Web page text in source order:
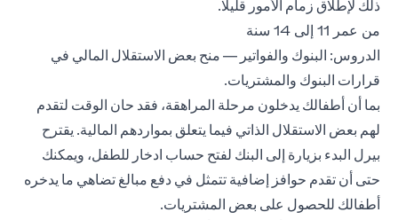
ذلك لإطلاق زمام الأمور قليلًا.
من عمر 11 إلى 14 سنة
الدروس: البنوك والفواتير — منح بعض الاستقلال المالي في
قرارات البنوك والمشتريات.
بما أن أطفالك يدخلون مرحلة المراهقة، فقد حان الوقت لتقدم
لهم بعض الاستقلال الذاتي فيما يتعلق بمواردهم المالية. يقترح
بيرل البدء بزيارة إلى البنك لفتح حساب ادخار للطفل، ويمكنك
حتى أن تقدم حوافز إضافية تتمثل في دفع مبالغ تضاهي ما يدخره
أطفالك للحصول على بعض المشتريات.